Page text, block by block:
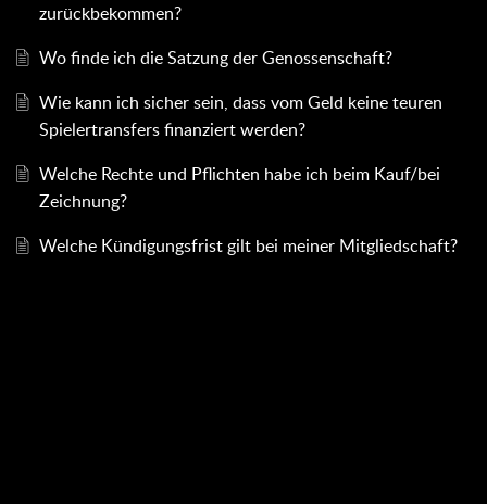
zurückbekommen?
Wo finde ich die Satzung der Genossenschaft?
Wie kann ich sicher sein, dass vom Geld keine teuren
Spielertransfers finanziert werden?
Welche Rechte und Pflichten habe ich beim Kauf/bei
Zeichnung?
Welche Kündigungsfrist gilt bei meiner Mitgliedschaft?